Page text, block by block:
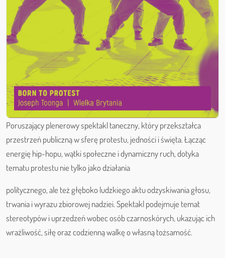
Poruszający plenerowy spektakl taneczny, który przekształca
przestrzeń publiczną w sferę protestu, jedności i święta. Łącząc
energię hip-hopu, wątki społeczne i dynamiczny ruch, dotyka
tematu protestu nie tylko jako działania
politycznego, ale też głęboko ludzkiego aktu odzyskiwania głosu,
trwania i wyrazu zbiorowej nadziei. Spektakl podejmuje temat
stereotypów i uprzedzeń wobec osób czarnoskórych, ukazując ich
wrażliwość, siłę oraz codzienną walkę o własną tożsamość.